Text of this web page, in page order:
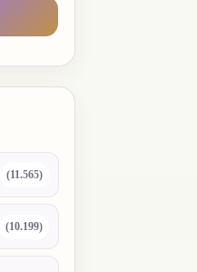
(11.565)
(10.199)